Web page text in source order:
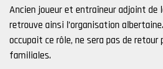
Ancien joueur et entraîneur adjoint de
retrouve ainsi l’organisation
occupait ce rôle, ne sera pas de retour
familiales.